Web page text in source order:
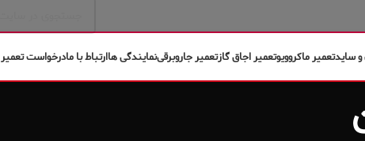
سایدتعمیر ماکروویوتعمیر اجاق گازتعمیر جاروبرقینمایندگی هاارتباط با مادرخواست تعمیر